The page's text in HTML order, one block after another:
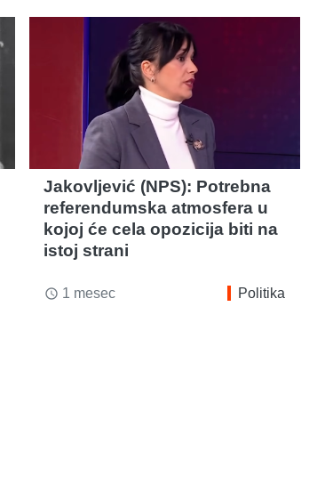
Jakovljević (NPS): Potrebna
referendumska atmosfera u
kojoj će cela opozicija biti na
istoj strani
access_time 1 mesec Politika